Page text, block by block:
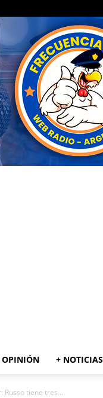
OPINIÓN + NOTICIAS
Russo tiene tres...